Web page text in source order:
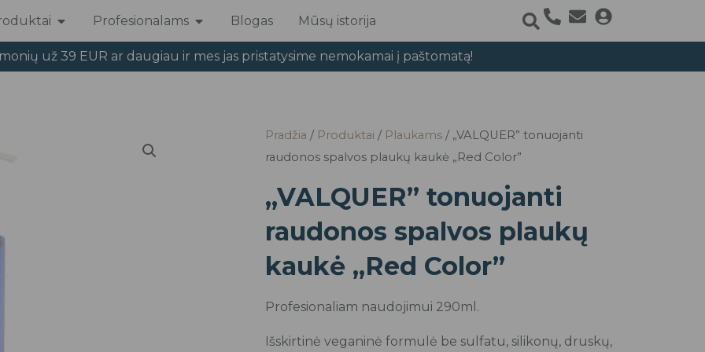
Open Produktai
Profesionalams Open Profesionalams
Blogas Mūsų istorija
už 39 EUR ar daugiau ir mes jas pristatysime nemokamai į paštomatą!
Pradžia / Produktai / Plaukams/ „VALQUER” tonuojanti
raudonos spalvos plaukų kaukė „Red Color”
„VALQUER” tonuojanti
raudonos spalvos plaukų
kaukė „Red Color”
Profesionaliam naudojimui 290ml.
Išskirtinė veganinė formulė be sulfatu, silikonų, druskų,